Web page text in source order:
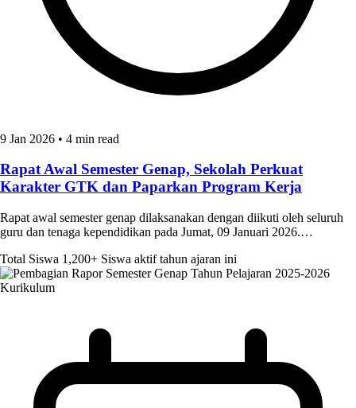
9 Jan 2026 • 4 min read
Rapat Awal Semester Genap, Sekolah Perkuat
Karakter GTK dan Paparkan Program Kerja
Rapat awal semester genap dilaksanakan dengan diikuti oleh seluruh
guru dan tenaga kependidikan pada Jumat, 09 Januari 2026.…
Total Siswa 1,200+ Siswa aktif tahun ajaran ini
Kurikulum